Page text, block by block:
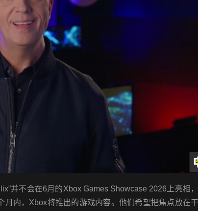
并不会在6月的Xbox Games Showcase 2026上亮相
内，Xbox将推出的游戏内容。他们希望把焦点放在